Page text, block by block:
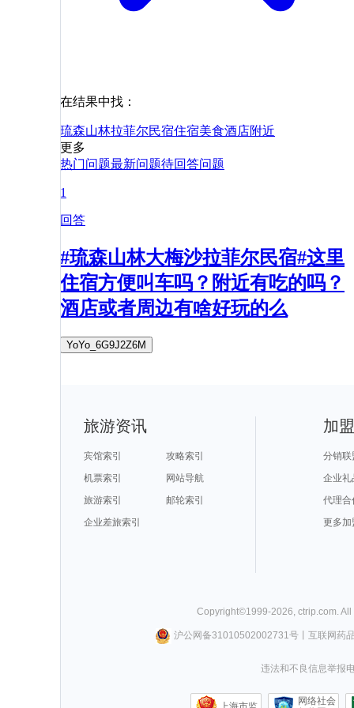
在结果中找：
琉森山林拉菲尔民宿住宿美食酒店附近
更多
热门问题最新问题待回答问题
1
回答
#琉森山林大梅沙拉菲尔民宿#这里
住宿方便叫车吗？附近有吃的吗？
酒店或者周边有啥好玩的么
YoYo_6G9J2Z6M
旅游资讯
宾馆索引
攻略索引
机票索引
网站导航
旅游索引
邮轮索引
企业差旅索引
加
分销联
企业礼
代理合
更多加
Copyright©1999-2026 ctrip.com .
沪公网备31010502002731号丨 互联网药
违法和不良信息举报
网络社会